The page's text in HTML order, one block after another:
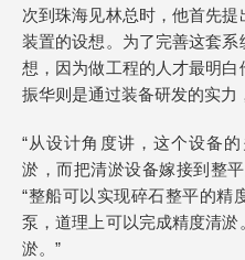
次到珠海见林总时，他首先
装置的设想。为了完善这套
想，因为做工程的人才最明
振华则是通过装备研发的实力
“从设计角度讲，这个设备
淤，而把清淤设备嫁接到整
“整船可以实现碎石整平的精
泵，道理上可以完成精度清
淤。”